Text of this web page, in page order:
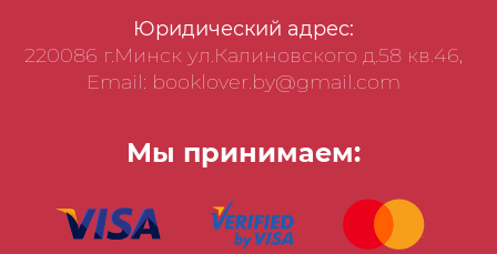
Юридический адрес:
220086 г.Минск ул.Калиновского д.58 кв.46,
Email: booklover.by@gmail.com
Мы принимаем: